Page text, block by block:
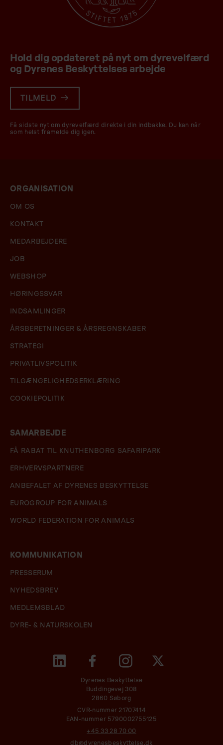
Hold dig opdateret på nyt om dyrevelfærd
og Dyrenes Beskyttelses arbejde
TILMELD
Få sidste nyt om dyrevelfærd direkte i din indbakke. Du kan når
som helst framelde dig igen.
ORGANISATION
OM OS
KONTAKT
MEDARBEJDERE
JOB
WEBSHOP
HØRINGSSVAR
INDSAMLINGER
ÅRSBERETNINGER & ÅRSREGNSKABER
STRATEGI
PRIVATLIVSPOLITIK
TILGÆNGELIGHEDSERKLÆRING
COOKIEPOLITIK
SAMARBEJDE
FÅ RABAT TIL KNUTHENBORG SAFARIPARK
ERHVERVSPARTNERE
ANBEFALET AF DYRENES BESKYTTELSE
EUROGROUP FOR ANIMALS
WORLD FEDERATION FOR ANIMALS
KOMMUNIKATION
PRESSERUM
NYHEDSBREV
MEDLEMSBLAD
DYRE- & NATURSKOLEN
Dyrenes Beskyttelse
Buddingevej 308
2860 Søborg
CVR-nummer 21707414
EAN-nummer 5790002755125
+45 33 28 70 00
db@dyrenesbeskyttelse.dk